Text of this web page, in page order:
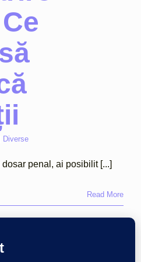
Diverse
penal, ai posibilit [...]
Read More